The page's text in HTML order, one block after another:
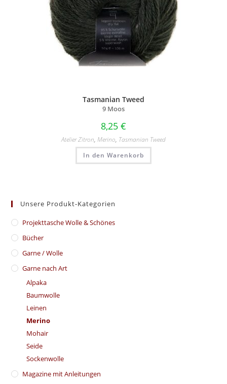
Tasmanian Tweed
9 Moos
8,25 €
Atelier Zitron, Merino, Tasmanian Tweed
In den Warenkorb
Unsere Produkt-Kategorien
​Projekttasche Wolle & Schönes
Bücher
Garne / Wolle
Garne nach Art
Alpaka
Baumwolle
Leinen
Merino
Mohair
Seide
Sockenwolle
Magazine mit Anleitungen